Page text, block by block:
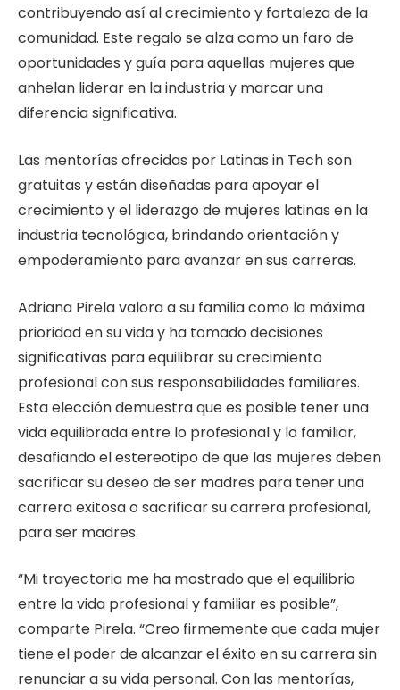
contribuyendo así al crecimiento y fortaleza de la
comunidad. Este regalo se alza como un faro de
oportunidades y guía para aquellas mujeres que
anhelan liderar en la industria y marcar una
diferencia significativa.
Las mentorías ofrecidas por Latinas in Tech son
gratuitas y están diseñadas para apoyar el
crecimiento y el liderazgo de mujeres latinas en la
industria tecnológica, brindando orientación y
empoderamiento para avanzar en sus carreras.
Adriana Pirela valora a su familia como la máxima
prioridad en su vida y ha tomado decisiones
significativas para equilibrar su crecimiento
profesional con sus responsabilidades familiares.
Esta elección demuestra que es posible tener una
vida equilibrada entre lo profesional y lo familiar,
desafiando el estereotipo de que las mujeres deben
sacrificar su deseo de ser madres para tener una
carrera exitosa o sacrificar su carrera profesional,
para ser madres.
“Mi trayectoria me ha mostrado que el equilibrio
entre la vida profesional y familiar es posible”,
comparte Pirela. “Creo firmemente que cada mujer
tiene el poder de alcanzar el éxito en su carrera sin
renunciar a su vida personal. Con las mentorías,